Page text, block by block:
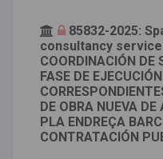
85832-2025:
consultancy
COORDINACIÓN DE
FASE DE
DE OBRA NUEVA
PLA ENDREÇA
CONTRATACIÓN